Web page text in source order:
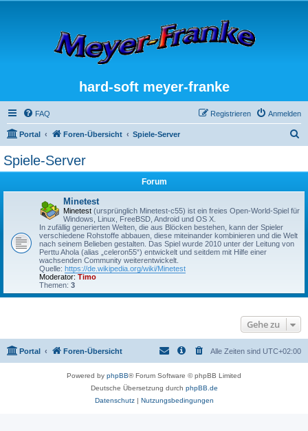
hard-soft meyer-franke
FAQ Anmelden
Registrieren
Portal Foren-Übersicht Spiele-Server
Spiele-Server
Forum
Minetest
Minetest (ursprünglich Minetest-c55) ist ein freies Open-World-Spiel für
Windows, Linux, FreeBSD, Android und OS X.
In zufällig generierten Welten, die aus Blöcken bestehen, kann der Spieler
verschiedene Rohstoffe abbauen, diese miteinander kombinieren und die Welt
nach seinem Belieben gestalten. Das Spiel wurde 2010 unter der Leitung von
Perttu Ahola (alias „celeron55“) entwickelt und seitdem mit Hilfe einer
wachsenden Community weiterentwickelt.
Quelle: https://de.wikipedia.org/wiki/Minetest
Moderator: Timo
Themen: 3
Gehe zu
Portal Foren-Übersicht Alle Zeiten sind UTC+02:00
Powered by phpBB® Forum Software © phpBB Limited
Deutsche Übersetzung durch phpBB.de
Datenschutz| Nutzungsbedingungen